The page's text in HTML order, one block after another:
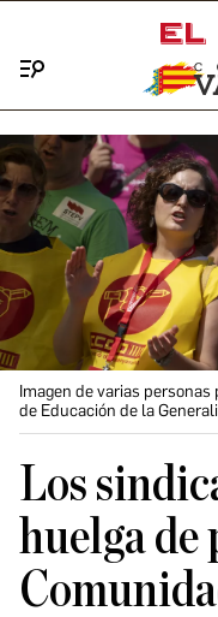
Imagen de varias
de Educación de la
Los
huelga de